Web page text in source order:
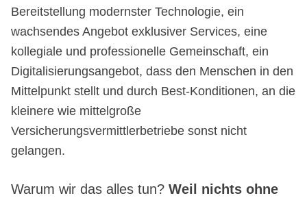
Bereitstellung modernster Technologie, ein
wachsendes Angebot exklusiver Services, eine
kollegiale und professionelle Gemeinschaft, ein
Digitalisierungsangebot, dass den Menschen in den
Mittelpunkt stellt und durch Best-Konditionen, an die
kleinere wie mittelgroße
Versicherungsvermittlerbetriebe sonst nicht
gelangen.
Warum wir das alles tun? Weil nichts ohne